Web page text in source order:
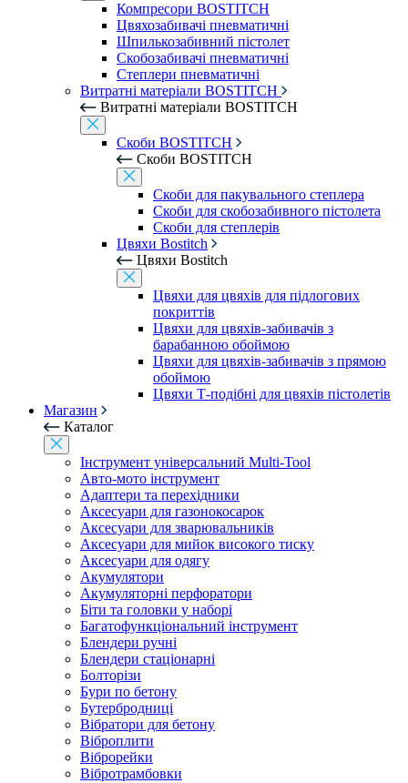
Компресори BOSTITCH
Цвяхозабивачі пневматичні
Шпилькозабивний пістолет
Скобозабивачі пневматичні
Степлери пневматичні
Витратні матеріали BOSTITCH
Витратні матеріали BOSTITCH
Скоби BOSTITCH
Скоби BOSTITCH
Скоби для пакувального степлера
Скоби для скобозабивного пістолета
Скоби для степлерів
Цвяхи Bostitch
Цвяхи Bostitch
Цвяхи для цвяхів для підлогових
покриттів
Цвяхи для цвяхів-забивачів з
барабанною обоймою
Цвяхи для цвяхів-забивачів з прямою
обоймою
Цвяхи Т-подібні для цвяхів пістолетів
Магазин
Каталог
Інструмент універсальний Multi-Tool
Авто-мото інструмент
Адаптери та перехідники
Аксесуари для газонокосарок
Аксесуари для зварювальників
Аксесуари для мийок високого тиску
Аксесуари для одягу
Акумулятори
Акумуляторні перфоратори
Біти та головки у наборі
Багатофункціональний інструмент
Блендери ручні
Блендери стаціонарні
Болторізи
Бури по бетону
Бутербродниці
Вібратори для бетону
Віброплити
Віброрейки
Вібротрамбовки